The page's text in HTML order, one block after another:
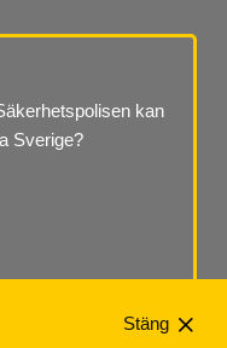
kan
Sverige?
Stäng